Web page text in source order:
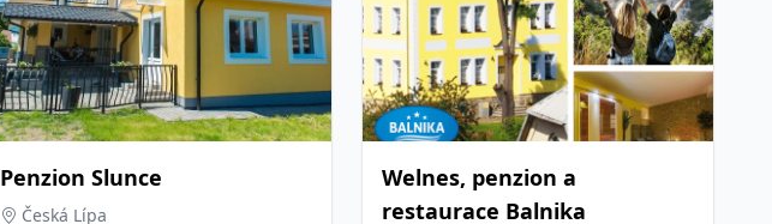
Penzion Slunce
Česká Lípa
Welnes, penzion a
restaurace Balnika